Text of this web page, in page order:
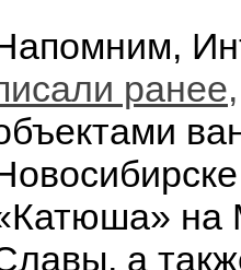
ранее,
на
а